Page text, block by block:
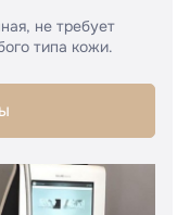
не требует
типа кожи.